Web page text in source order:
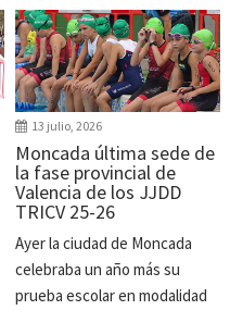
13 julio, 2026
Moncada última sede de
la fase provincial de
Valencia de los JJDD
TRICV 25-26
Ayer la ciudad de Moncada
celebraba un año más su
prueba escolar en modalidad